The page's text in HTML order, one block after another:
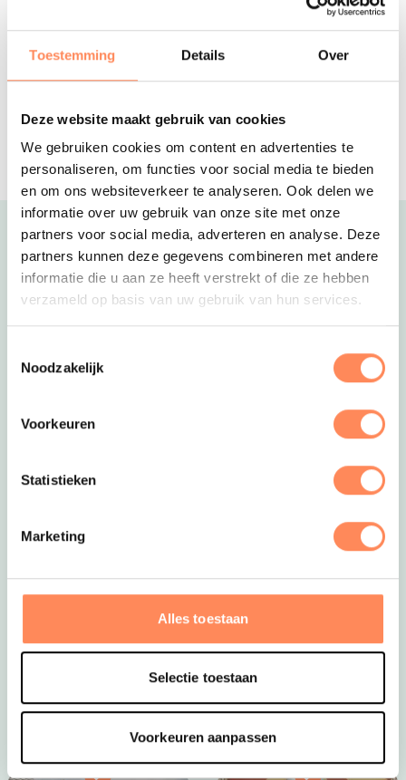
Toestemming Details Over
Deze website maakt gebruik van cookies
We gebruiken cookies om content en advertenties te
personaliseren, om functies voor social media te bieden
en om ons websiteverkeer te analyseren. Ook delen we
informatie over uw gebruik van onze site met onze
partners voor social media, adverteren en analyse. Deze
partners kunnen deze gegevens combineren met andere
informatie die u aan ze heeft verstrekt of die ze hebben
verzameld op basis van uw gebruik van hun services.
Noodzakelijk
Voorkeuren
Statistieken
Marketing
Alles toestaan
Selectie toestaan
Voorkeuren aanpassen
Aan de voet van de Zeeuwse duinen
Reserveer
Midden in het groen en op fietsafstand
van het strand ligt deze avontuurlijke
camping!
Uitgelicht
eindeloos in de natuur, bouwen ze hutten, spetteren ze
avontuur. Een paradijs voor jonge ontdekkers én een
plek waar ouders helemaal tot rust komen.
Bekijk Huttopia de Roos